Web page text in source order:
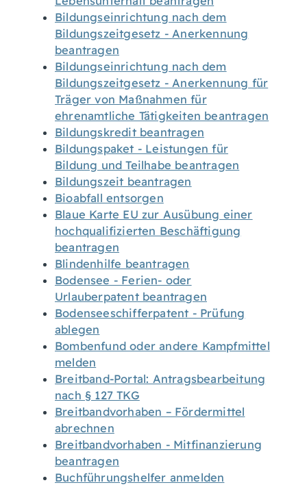
Bildungseinrichtung nach dem
Bildungszeitgesetz - Anerkennung
beantragen
Bildungseinrichtung nach dem
Bildungszeitgesetz - Anerkennung für
Träger von Maßnahmen für
ehrenamtliche Tätigkeiten beantragen
Bildungskredit beantragen
Bildungspaket - Leistungen für
Bildung und Teilhabe beantragen
Bildungszeit beantragen
Bioabfall entsorgen
Blaue Karte EU zur Ausübung einer
hochqualifizierten Beschäftigung
beantragen
Blindenhilfe beantragen
Bodensee - Ferien- oder
Urlauberpatent beantragen
Bodenseeschifferpatent - Prüfung
ablegen
Bombenfund oder andere Kampfmittel
melden
Breitband-Portal: Antragsbearbeitung
nach § 127 TKG
Breitbandvorhaben – Fördermittel
abrechnen
Breitbandvorhaben - Mitfinanzierung
beantragen
Buchführungshelfer anmelden